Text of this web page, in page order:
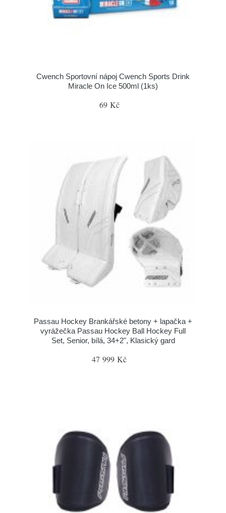
Cwench Sportovní nápoj Cwench Sports Drink
Miracle On Ice 500ml (1ks)
69 Kč
Passau Hockey Brankářské betony + lapačka +
vyrážečka Passau Hockey Ball Hockey Full
Set, Senior, bílá, 34+2", Klasický gard
47 999 Kč